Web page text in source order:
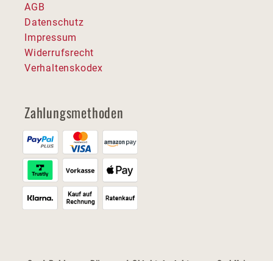
AGB
Datenschutz
Impressum
Widerrufsrecht
Verhaltenskodex
Zahlungsmethoden